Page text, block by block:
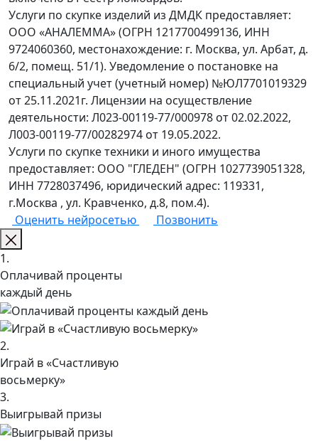
Услуги по скупке изделий из ДМДК предоставляет:
ООО «АНАЛЕММА» (ОГРН 1217700499136, ИНН
9724060360, местонахождение: г. Москва, ул. Арбат, д.
6/2, помещ. 51/1). Уведомление о постановке на
специальный учет (учетный номер) №ЮЛ7701019329
от 25.11.2021г. Лицензии на осуществление
деятельности: Л023-00119-77/000978 от 02.02.2022,
Л003-00119-77/00282974 от 19.05.2022.
Услуги по скупке техники и иного имущества
предоставляет: ООО "ГЛЕДЕН" (ОГРН 1027739051328,
ИНН 7728037496, юридический адрес: 119331,
г.Москва , ул. Кравченко, д.8, пом.4).
Оценить нейросетью
Позвонить
1.
Оплачивай проценты
каждый день
2.
Играй в «Счастливую
восьмерку»
3.
Выигрывай призы